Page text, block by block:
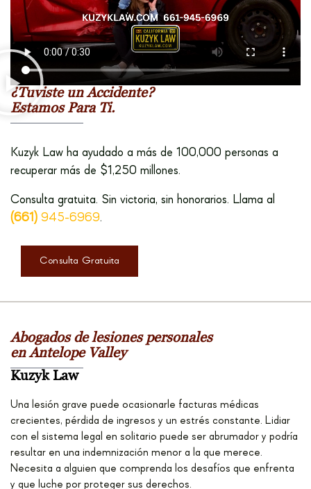
¿Tuviste un Accidente?
Estamos Para Ti.
Kuzyk Law ha ayudado a más de 100,000 personas a
recuperar más de $1,250 millones.
Consulta gratuita. Sin victoria, sin honorarios. Llama al
(661) 945-6969.
Consulta Gratuita
Abogados de lesiones personales
en Antelope Valley
Kuzyk Law
Una lesión grave puede ocasionarle facturas médicas
crecientes, pérdida de ingresos y un estrés constante. Lidiar
con el sistema legal en solitario puede ser abrumador y podría
resultar en una indemnización menor a la que merece.
Necesita a alguien que comprenda los desafíos que enfrenta
y que luche por proteger sus derechos.